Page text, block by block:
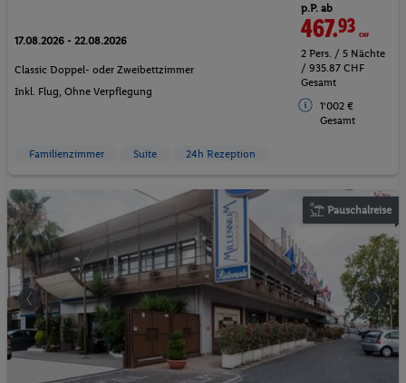
17.08.2026 - 22.08.2026
Classic Doppel- oder Zweibettzimmer
Inkl. Flug, Ohne Verpflegung
p.P. ab
467.93CHF
2 Pers. / 5 Nächte
/ 935.87 CHF
Gesamt
1'002 €
Gesamt
Familienzimmer Suite 24h Rezeption
Pauschalreise